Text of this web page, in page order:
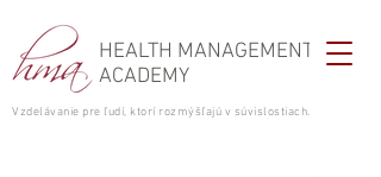
HEALTH MANAGEMENT
ACADEMY
Vzdelávanie pre ľudí, ktorí rozmýšľajú v súvislostiach.